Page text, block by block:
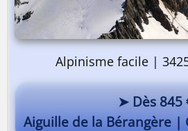
Alpinisme facile |
➤ Dès 845
Aiguille de la Bérangère |